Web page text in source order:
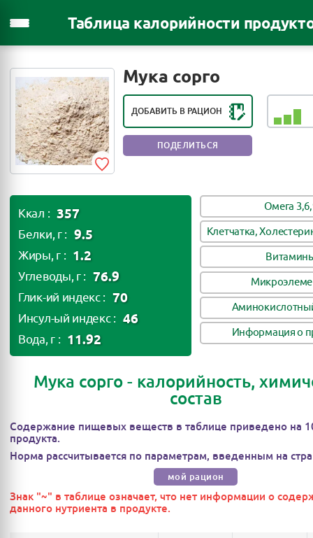
Таблица калорийности
Мука сорго
ДОБАВИТЬ В РАЦИОН
КОЛИЧЕСТВАХ
ПОДЕЛИТЬСЯ
Ккал : 357
Белки, г : 9.5
Жиры, г : 1.2
Углеводы, г : 76.9
Глик-ий индекс : 70
Инсул-ый индекс : 46
Вода, г : 11.92
Омега
Клетчатка,
Информация о
Мука сорго - калорийность,
состав
Содержание пищевых веществ в таблице приведено на
продукта.
Норма рассчитывается по параметрам, введенным на
мой рацион
Знак "~" в таблице означает, что нет информации о
данного нутриента в продукте.